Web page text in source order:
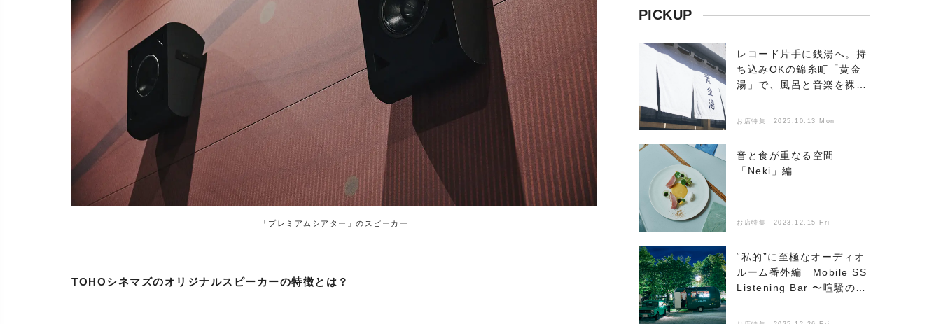
「プレミアムシアター」のスピーカー
TOHOシネマズのオリジナルスピーカーの特徴とは？
PICKUP
レコード片手に銭湯へ。持
ち込みOKの錦糸町「黄金
湯」で、風呂と音楽を裸で
お店特集｜2025.10.13 Mon
音と食が重なる空間
「Neki」編
お店特集｜2023.12.15 Fri
“私的”に至極なオーディオ
ルーム番外編 Mobile SS
Listening Bar 〜喧騒のな
る、新たなオアシス〜